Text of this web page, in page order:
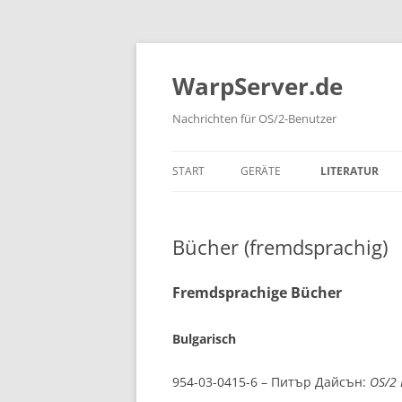
Zum
WarpServer.de
Nachrichten für OS/2-Benutzer
START GERÄTE LITERATUR
BÜCHER
Bücher (fremdsprachig)
Fremdsprachige Bücher
Bulgarisch
954-03-0415-6 – Питър Дайсън: OS/2